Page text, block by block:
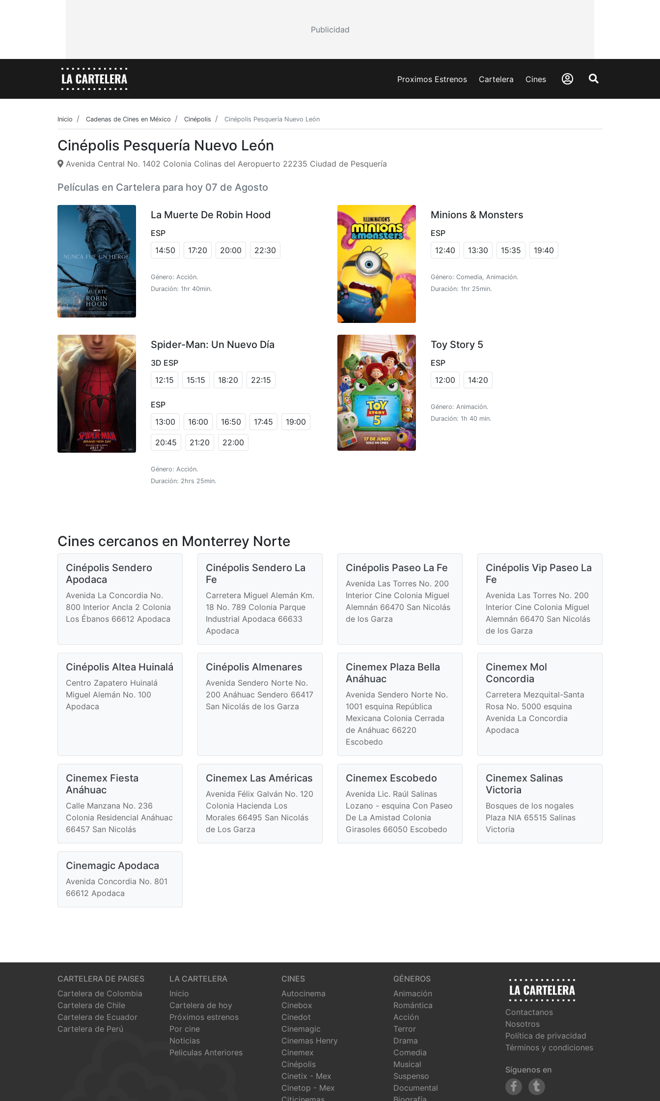
Publicidad
Proximos Estrenos Cartelera Cines
Inicio Cadenas de Cines en México Cinépolis Cinépolis Pesquería Nuevo León
Cinépolis Pesquería Nuevo León
Avenida Central No. 1402 Colonia Colinas del Aeropuerto 22235 Ciudad de Pesquería
Películas en Cartelera para hoy 07 de Agosto
La Muerte De Robin Hood
ESP
14:50
17:20 20:00 22:30
Género: Acción.
Duración: 1hr 40min.
Minions & Monsters
ESP
12:40
13:30 15:35 19:40
Género: Comedia, Animación.
Duración: 1hr 25min.
Spider-Man: Un Nuevo Día
3D ESP
12:15
15:15 18:20 22:15
ESP
13:00
16:00 16:50 17:45 19:00
20:45 21:20 22:00
Género: Acción.
Duración: 2hrs 25min.
Toy Story 5
ESP
12:00
14:20
Género: Animación.
Duración: 1h 40 min.
Cines cercanos en Monterrey Norte
Cinépolis Sendero
Apodaca
Avenida La Concordia No.
800 Interior Ancla 2 Colonia
Los Ébanos 66612 Apodaca
Cinépolis Sendero La
Fe
Carretera Miguel Alemán Km.
18 No. 789 Colonia Parque
Industrial Apodaca 66633
Apodaca
Cinépolis Paseo La Fe
Avenida Las Torres No. 200
Interior Cine Colonia Miguel
Alemnán 66470 San Nicolás
de los Garza
Cinépolis Vip Paseo La
Fe
Avenida Las Torres No. 200
Interior Cine Colonia Miguel
Alemnán 66470 San Nicolás
de los Garza
Cinépolis Altea Huinalá
Centro Zapatero Huinalá
Miguel Alemán No. 100
Apodaca
Cinépolis Almenares
Avenida Sendero Norte No.
200 Anáhuac Sendero 66417
San Nicolás de los Garza
Cinemex Plaza Bella
Anáhuac
Avenida Sendero Norte No.
1001 esquina República
Mexicana Colonia Cerrada
de Anáhuac 66220
Escobedo
Cinemex Mol
Concordia
Carretera Mezquital-Santa
Rosa No. 5000 esquina
Avenida La Concordia
Apodaca
Cinemex Fiesta
Anáhuac
Calle Manzana No. 236
Colonia Residencial Anáhuac
66457 San Nicolás
Cinemex Las Américas
Avenida Félix Galván No. 120
Colonia Hacienda Los
Morales 66495 San Nicolás
de Los Garza
Cinemex Escobedo
Avenida Lic. Raúl Salinas
Lozano - esquina Con Paseo
De La Amistad Colonia
Girasoles 66050 Escobedo
Cinemex Salinas
Victoria
Bosques de los nogales
Plaza NIA 65515 Salinas
Victoria
Cinemagic Apodaca
Avenida Concordia No. 801
66612 Apodaca
CARTELERA DE PAISES
Cartelera de Colombia
Cartelera de Chile
Cartelera de Ecuador
Cartelera de Perú
LA CARTELERA
Inicio
Cartelera de hoy
Próximos estrenos
Por cine
Noticias
Peliculas Anteriores
CINES
Autocinema
Cinebox
Cinedot
Cinemagic
Cinemas Henry
Cinemex
Cinépolis
Cinetix - Mex
Cinetop - Mex
GÉNEROS
Animación
Romántica
Acción
Terror
Drama
Comedia
Musical
Suspenso
Documental
Contactanos
Nosotros
Política de privacidad
Términos y condiciones
Síguenos en